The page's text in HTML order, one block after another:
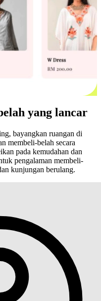
yang lancar
bayangkan ruangan di
membeli-belah secara
pada kemudahan dan
pengalaman membeli-
kunjungan berulang.